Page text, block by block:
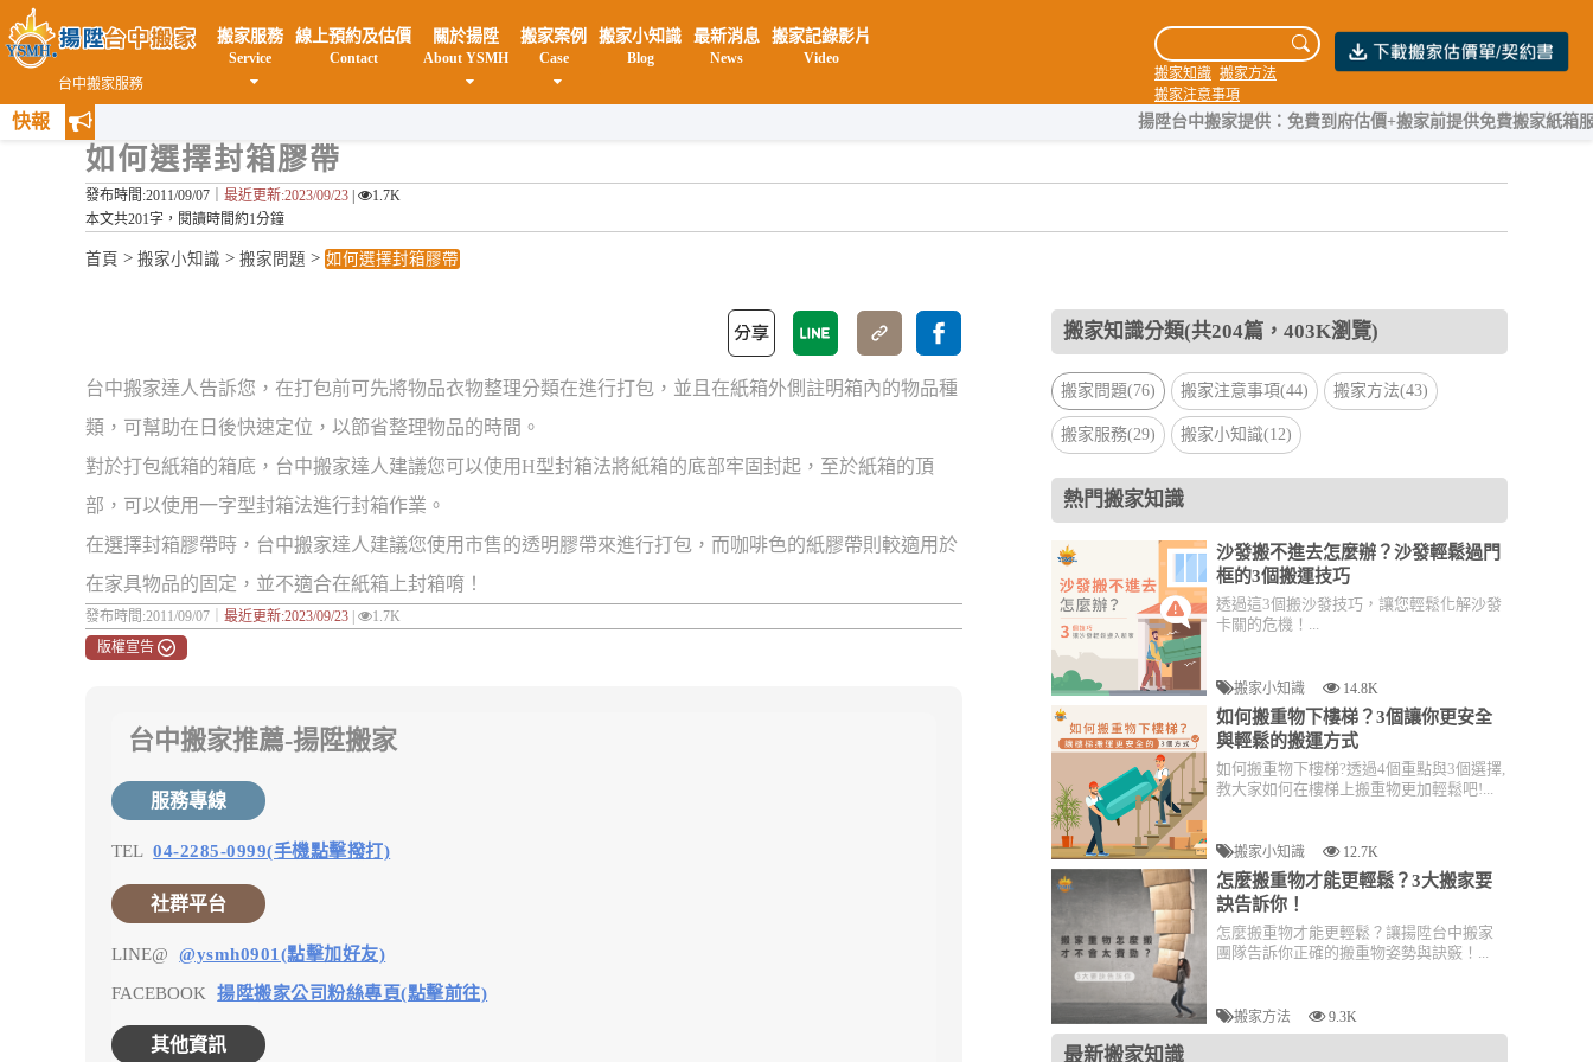
台中搬家服務
搬家知識 搬家方法
搬家注意事項
搬家服務
Service
線上預約及估價
Contact
關於揚陞
About YSMH
搬家案例
Case
搬家小知識
Blog
最新消息
News
搬家記錄影片
Video
快報 揚陞台中搬家提供：免費到府估價+搬家前提供免費搬家紙箱服務，團
如何選擇封箱膠帶
發布時間:2011/09/07｜ 最近更新:2023/09/23
1.7K
本文共201字，閱讀時間約1分鐘
首頁 > 搬家小知識 > 搬家問題 > 如何選擇封箱膠帶
台中搬家達人告訴您，在打包前可先將物品衣物整理分類在進行打包，並且在紙箱外側註明箱內的物品種
類，可幫助在日後快速定位，以節省整理物品的時間。
對於打包紙箱的箱底，台中搬家達人建議您可以使用H型封箱法將紙箱的底部牢固封起，至於紙箱的頂
部，可以使用一字型封箱法進行封箱作業。
在選擇封箱膠帶時，台中搬家達人建議您使用市售的透明膠帶來進行打包，而咖啡色的紙膠帶則較適用於
在家具物品的固定，並不適合在紙箱上封箱唷！
發布時間:2011/09/07｜ 最近更新:2023/09/23
1.7K
版權宣告
台中搬家推薦-揚陞搬家
服務專線
TEL 04-2285-0999(手機點擊撥打)
社群平台
LINE@ @ysmh0901(點擊加好友)
FACEBOOK 揚陞搬家公司粉絲專頁(點擊前往)
其他資訊
搬家知識分類(共204篇，403K瀏覽)
搬家問題(76) 搬家注意事項(44) 搬家方法(43)
搬家服務(29) 搬家小知識(12)
熱門搬家知識
沙發搬不進去怎麼辦？沙發輕鬆過門
框的3個搬運技巧
透過這3個搬沙發技巧，讓您輕鬆化解沙發
卡關的危機！...
搬家小知識 14.8K
如何搬重物下樓梯？3個讓你更安全
與輕鬆的搬運方式
如何搬重物下樓梯?透過4個重點與3個選擇,
教大家如何在樓梯上搬重物更加輕鬆吧!...
搬家小知識 12.7K
怎麼搬重物才能更輕鬆？3大搬家要
訣告訴你！
怎麼搬重物才能更輕鬆？讓揚陞台中搬家
團隊告訴你正確的搬重物姿勢與訣竅！...
搬家方法 9.3K
最新搬家知識